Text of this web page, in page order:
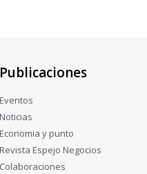
Publicaciones
Eventos
Noticias
Economia y punto
Revista Espejo Negocios
Colaboraciones